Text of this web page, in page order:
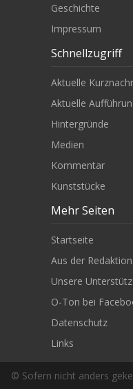
© Sofern nicht anders
Geschichte
Impressum
Schnellzugriff
Aktuelle
Aktuelle
Hintergründe
Medien
Kommentar
Kunststücke
Mehr Seiten
Startseite
Aus der Redaktion
Unsere
O-Ton bei
Datenschutz
Links